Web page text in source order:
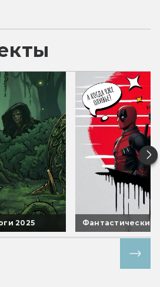
2025 Фантастические